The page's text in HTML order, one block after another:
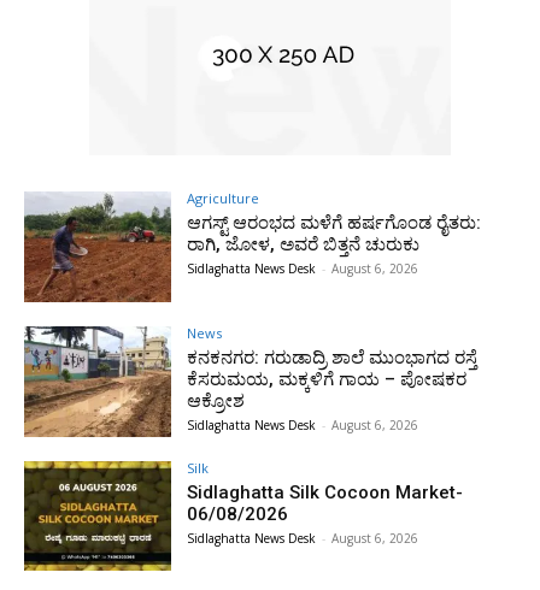
Agriculture
ಆಗಸ್ಟ್ ಆರಂಭದ ಮಳೆಗೆ ಹರ್ಷಗೊಂಡ ರೈತರು:
ರಾಗಿ, ಜೋಳ, ಅವರೆ ಬಿತ್ತನೆ ಚುರುಕು
Sidlaghatta News Desk - August 6, 2026
News
ಕನಕನಗರ: ಗರುಡಾದ್ರಿ ಶಾಲೆ ಮುಂಭಾಗದ ರಸ್ತೆ
ಕೆಸರುಮಯ, ಮಕ್ಕಳಿಗೆ ಗಾಯ – ಪೋಷಕರ
ಆಕ್ರೋಶ
Sidlaghatta News Desk - August 6, 2026
Silk
Sidlaghatta Silk Cocoon Market-
06/08/2026
Sidlaghatta News Desk - August 6, 2026